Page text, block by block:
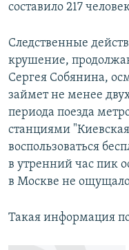
составило 217
Следственные
крушение,
Сергея Собянина,
займет не менее
периода поезда
станциями
воспользоваться
в утренний час пик
в Москве не
Такая информация